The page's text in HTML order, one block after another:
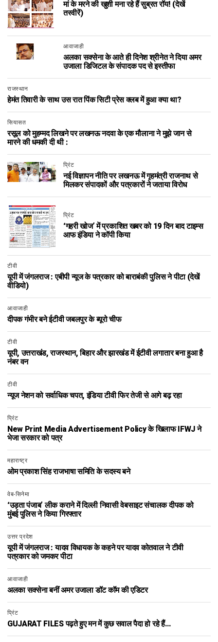
मां के मरने की खुशी मना रहे हैं सुब्रत रॉय! (देखें
तस्वीरें)
आवाजाही
अलका सक्सेना के आते ही दिनेश श्रीनेत ने दिया अमर
उजाला डिजिटल के संपादक पद से इस्तीफा
राजस्थान
हेमंत तिवारी के साथ उस रात पिंक सिटी प्रेस क्लब में हुआ क्या था?
सियासत
रसूल को मुहम्मद लिखने पर लखनऊ नदवा के एक मौलाना ने मुझे जान से
मारने की धमकी दी थी :
प्रिंट
नई विज्ञापन नीति पर लखनऊ में गृहमंत्री राजनाथ से
मिलकर संपादकों और पत्रकारों ने जताया विरोध
प्रिंट
‘गहरी खोज’ में प्रकाशित खबर को 19 दिन बाद टाइम्स
आफ इंडिया ने कॉपी किया
टीवी
यूपी में जंगलराज : एबीपी न्यूज के पत्रकार को बाराबंकी पुलिस ने पीटा (देखें
वीडियो)
आवाजाही
दीपक गंभीर बने ईटीवी जबलपुर के ब्यूरो चीफ
टीवी
यूपी, उत्तराखंड, राजस्थान, बिहार और झारखंड में ईटीवी लगातार बना हुआ है
नंबर वन
टीवी
न्यूज नेशन को सर्वाधिक चपत, इंडिया टीवी फिर तेजी से आगे बढ़ रहा
प्रिंट
New Print Media Advertisement Policy के खिलाफ IFWJ ने
भेजा सरकार को पत्र
महाराष्ट्र
ओम प्रकाश सिंह राजभाषा समिति के सदस्य बने
वेब-सिनेमा
‘उड़ता पंजाब’ लीक कराने में दिल्ली निवासी वेबसाइट संचालक दीपक को
मुंबई पुलिस ने किया गिरफ्तार
उत्तर प्रदेश
यूपी में जंगलराज : यादव विधायक के कहने पर यादव कोतवाल ने टीवी
पत्रकार को जमकर पीटा
आवाजाही
अलका सक्सेना बनीं अमर उजाला डॉट कॉम की एडिटर
प्रिंट
GUJARAT FILES पढ़ते हुए मन में कुछ सवाल पैदा हो रहे हैं…